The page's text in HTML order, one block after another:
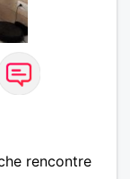
rencontre